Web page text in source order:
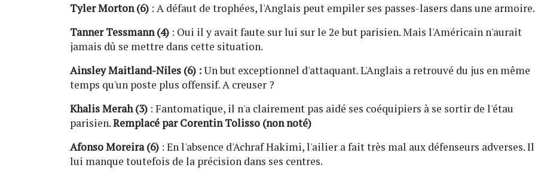
Tyler Morton (6) : A défaut de trophées, l'Anglais peut empiler ses passes-lasers dans une armoire.
Tanner Tessmann (4) : Oui il y avait faute sur lui sur le 2e but parisien. Mais l'Américain n'aurait
jamais dû se mettre dans cette situation.
Ainsley Maitland-Niles (6) :Un but exceptionnel d'attaquant. L'Anglais a retrouvé du jus en même
temps qu'un poste plus offensif. A creuser ?
Khalis Merah (3) : Fantomatique, il n'a clairement pas aidé ses coéquipiers à se sortir de l'étau
parisien.Remplacé par Corentin Tolisso (non noté)
Afonso Moreira (6) : En l'absence d'Achraf Hakimi, l'ailier a fait très mal aux défenseurs adverses. Il
lui manque toutefois de la précision dans ses centres.